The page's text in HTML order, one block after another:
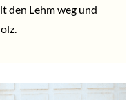
den Lehm weg und